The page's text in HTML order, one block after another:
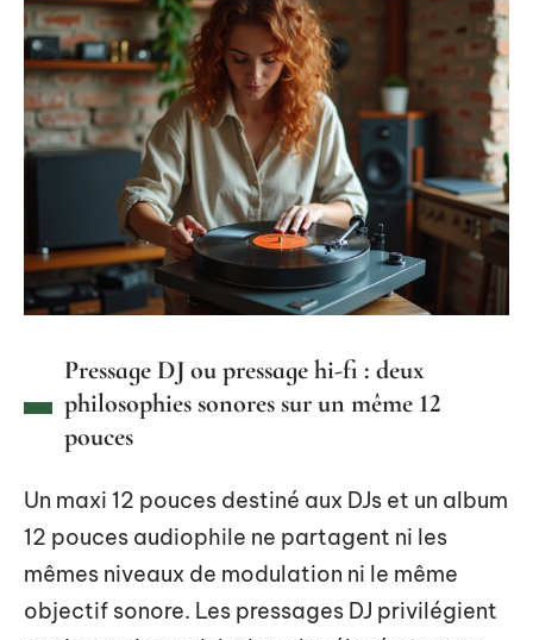
Pressage DJ ou pressage hi-fi : deux
philosophies sonores sur un même 12
pouces
Un maxi 12 pouces destiné aux DJs et un album
12 pouces audiophile ne partagent ni les
mêmes niveaux de modulation ni le même
objectif sonore. Les pressages DJ privilégient